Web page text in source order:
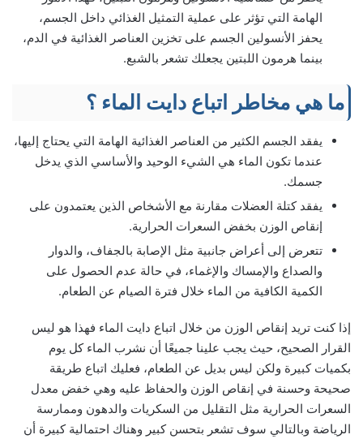
الهامة التي تؤثر على عملية التمثيل الغذائي داخل الجسم،
يحفز الأنسولين الجسم على تخزين العناصر الغذائية في الدم،
بينما هرمون اللبتين يجعلك تشعر بالشبع.
ما هي مخاطر اتباع دايت الماء ؟
يفقد الجسم الكثير من العناصر الغذائية الهامة التي يحتاج إليها،
عندما تكون الماء هي الشيء الوحيد والأساسي الذي يدخل
جسمك.
يفقد كتلة العضلات مقارنة مع الأشخاص الذين يعتمدون على
إنقاص الوزن بخفض السعرات الحرارية.
تتعرض إلى أعراض جانبية مثل الإصابة بالجفاف، والدوار
والصداع والإمساك والإغماء، في حالة عدم الحصول على
الكمية الكافية من الماء خلال فترة الصيام عن الطعام.
إذا كنت تريد إنقاص الوزن من خلال اتباع دايت الماء فهذا هو ليس
القرار الصحيح، حيث يجب علينا جميعًا أن نشرب الماء كل يوم
بكميات كبيرة ولكن ليس بديل عن الطعام، فعليك اتباع طريقة
صحيحة وحسنة في إنقاص الوزن والحفاظ عليه وهي خفض معدل
السعرات الحرارية مثل التقليل من السكريات والدهون وممارسة
الرياضة وبالتالي سوف تشعر بتحسن كبير وهناك احتمالية كبيرة أن